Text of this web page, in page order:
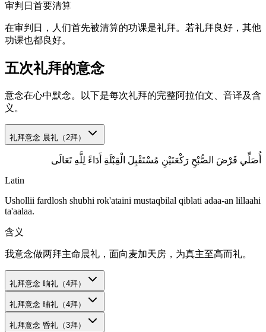
审判日首要清算
在审判日，人们首先被清算的功课是礼拜。若礼拜良好，其他
功课也都良好。
五次礼拜的意念
意念在心中默念。以下是每次礼拜的完整阿拉伯文、音译及含
义。
礼拜意念 晨礼（2拜）
أُصَلِّي فَرْضَ الصُّبْحِ رَكْعَتَيْنِ مُسْتَقْبِلَ الْقِبْلَةِ أَدَاءً لِلَّهِ تَعَالَى
Latin
Ushollii fardlosh shubhi rok'ataini mustaqbilal qiblati adaa-an lillaahi
ta'aalaa.
含义
我意念做两拜主命晨礼，面向麦加天房，为真主至高而礼。
礼拜意念 晌礼（4拜）
礼拜意念 晡礼（4拜）
礼拜意念 昏礼（3拜）